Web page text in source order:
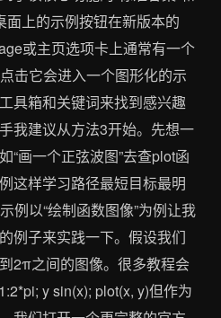
面上的示例按钮在新版本的
或主页选项卡上通常有一个
击它会进入一个图形化的示
具箱和关键词来找到感兴趣
我建议从方法3开始。先想一
“画一个正弦波图”去查plot函
这样学习路径最短目标最明
例以“绘制函数图像”为例让我
例子来实践一下。假设我们
2π之间的图像。很多教程会
y sin(x); plot(x, y)但作为